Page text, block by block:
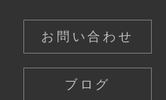
お問い合わせ
ブログ